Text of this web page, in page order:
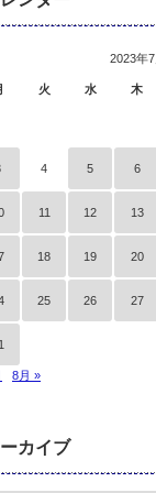
2023年7
火 水 木
4 5 6
11 12 13
18 19 20
25 26 27
8月 »
カイブ